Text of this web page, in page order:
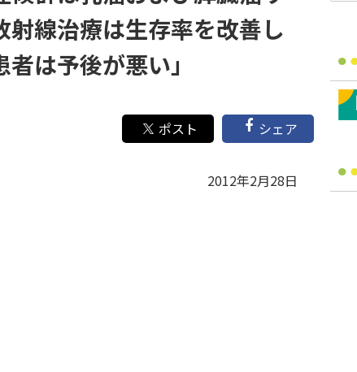
線治療は生存率を改善し
は予後が悪い」
シェア
2012年2月28日